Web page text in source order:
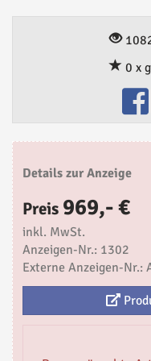
0 x
Details zur Anzeige
Preis 969,- €
inkl. MwSt.
Anzeigen-Nr.: 1302
Externe Anzeigen-Nr.: